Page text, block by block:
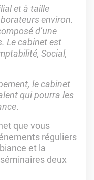
et à taille
environ.
d’une
Le cabinet est
Social,
le cabinet
qui pourra les
.
que vous
réguliers
et la
deux